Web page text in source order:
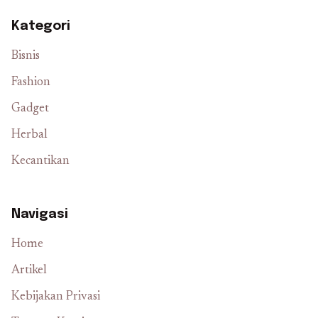
Kategori
Bisnis
Fashion
Gadget
Herbal
Kecantikan
Navigasi
Home
Artikel
Kebijakan Privasi